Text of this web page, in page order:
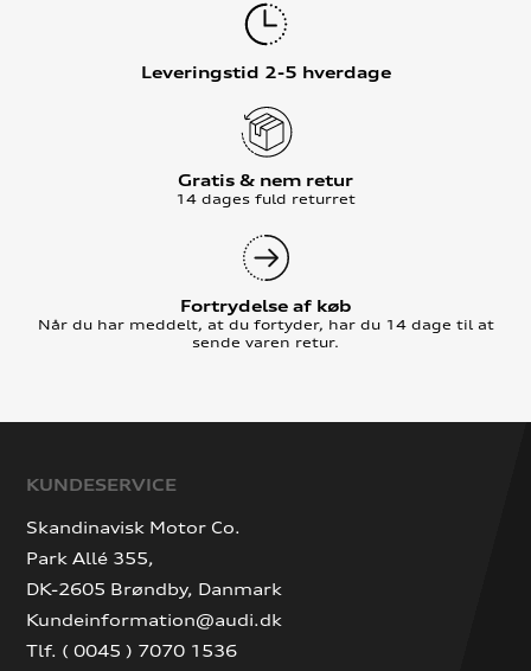
Leveringstid 2-5 hverdage
Gratis & nem retur
14 dages fuld returret
Fortrydelse af køb
Når du har meddelt, at du fortyder, har du 14 dage til at
sende varen retur.
KUNDESERVICE
Skandinavisk Motor Co.
Park Allé 355,
DK-2605 Brøndby, Danmark
Kundeinformation@audi.dk
Tlf. ( 0045 ) 7070 1536